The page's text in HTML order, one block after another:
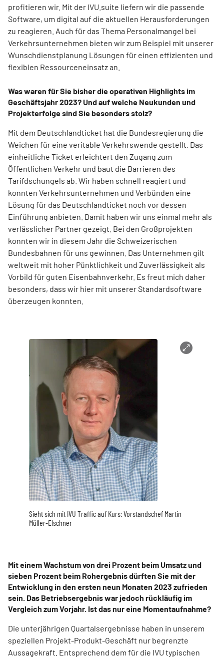
profitieren wir. Mit der IVU.suite liefern wir die passende
Software, um digital auf die aktuellen Herausforderungen
zu reagieren. Auch für das Thema Personalmangel bei
Verkehrsunternehmen bieten wir zum Beispiel mit unserer
Wunschdienstplanung Lösungen für einen effizienten und
flexiblen Ressourceneinsatz an.
Was waren für Sie bisher die operativen Highlights im
Geschäftsjahr 2023? Und auf welche Neukunden und
Projekterfolge sind Sie besonders stolz?
Mit dem Deutschlandticket hat die Bundesregierung die
Weichen für eine veritable Verkehrswende gestellt. Das
einheitliche Ticket erleichtert den Zugang zum
Öffentlichen Verkehr und baut die Barrieren des
Tarifdschungels ab. Wir haben schnell reagiert und
konnten Verkehrsunternehmen und Verbünden eine
Lösung für das Deutschlandticket noch vor dessen
Einführung anbieten. Damit haben wir uns einmal mehr als
verlässlicher Partner gezeigt. Bei den Großprojekten
konnten wir in diesem Jahr die Schweizerischen
Bundesbahnen für uns gewinnen. Das Unternehmen gilt
weltweit mit hoher Pünktlichkeit und Zuverlässigkeit als
Vorbild für guten Eisenbahnverkehr. Es freut mich daher
besonders, dass wir hier mit unserer Standardsoftware
überzeugen konnten.
Sieht sich mit IVU Traffic auf Kurs: Vorstandschef Martin
Müller-Elschner
Mit einem Wachstum von drei Prozent beim Umsatz und
sieben Prozent beim Rohergebnis dürften Sie mit der
Entwicklung in den ersten neun Monaten 2023 zufrieden
sein. Das Betriebsergebnis war jedoch rückläufig im
Vergleich zum Vorjahr. Ist das nur eine Momentaufnahme?
Die unterjährigen Quartalsergebnisse haben in unserem
speziellen Projekt-Produkt-Geschäft nur begrenzte
Aussagekraft. Entsprechend dem für die IVU typischen